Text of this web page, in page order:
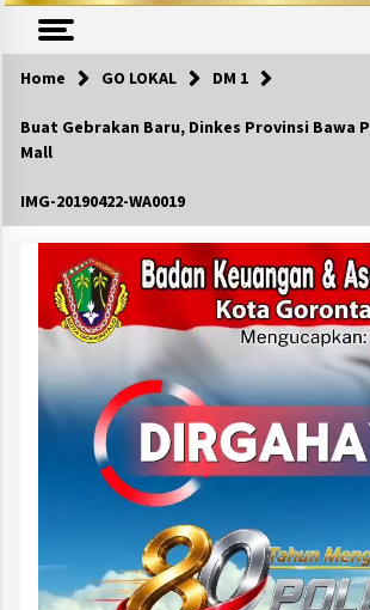
Home GO LOKAL DM 1
Buat Gebrakan Baru, Dinkes Provinsi Bawa
Mall
IMG-20190422-WA0019